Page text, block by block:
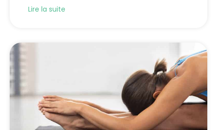
Lire la suite